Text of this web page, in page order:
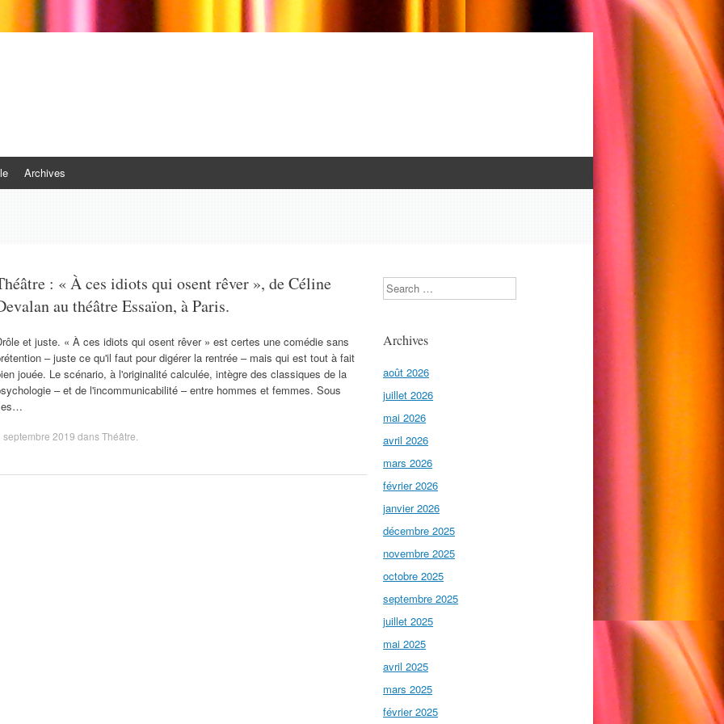
Archives
: « À ces idiots qui osent rêver », de Céline
au théâtre Essaïon, à Paris.
et juste. « À ces idiots qui osent rêver » est certes une comédie sans
– juste ce qu'il faut pour digérer la rentrée – mais qui est tout à fait
jouée. Le scénario, à l'originalité calculée, intègre des classiques de la
– et de l'incommunicabilité – entre hommes et femmes. Sous
septembre 2019 dansThéâtre
Search
Archives
août 2026
juillet 2026
mai 2026
avril 2026
mars 2026
février 2026
janvier 2026
décembre 2025
novembre 2025
octobre 2025
septembre 2025
juillet 2025
mai 2025
avril 2025
mars 2025
février 2025